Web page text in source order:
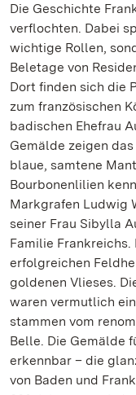
Die Geschichte
verflochten. Dabei
wichtige Rollen,
Beletage von
Dort finden sich die
zum französischen
badischen Ehefrau
Gemälde zeigen
blaue, samtene
Bourbonenlilien
Markgrafen Ludwig
seiner Frau Sibylla
Familie
erfolgreichen
goldenen Vlieses.
waren vermutlich
stammen vom
Belle. Die Gemälde
erkennbar – die
von Baden und